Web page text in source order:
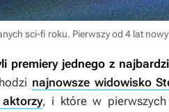
sci-fi roku. Pierwszy od 4 lat
premiery jednego z
najnowsze widowisko
, i które w pierwszych